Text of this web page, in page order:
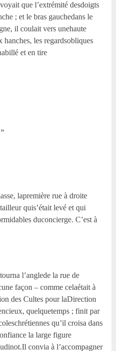
que l’extrémité desdoigts
; et le bras gauchedans le
il coulait vers unehaute
hanches, les regardsobliques
et en tire
lapremière rue à droite
quis’était levé et qui
duconcierge. C’est à
l’anglede la rue de
façon – comme celaétait à
des Cultes pour laDirection
quelquetemps ; finit par
qu’il croisa dans
la large figure
convia à l’accompagner